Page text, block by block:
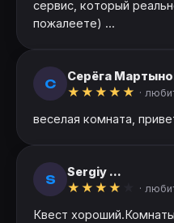
сервис, который
пожалеете) ...
С
Серёга
★ ★ ★ ★ ★ ·
веселая комната,
S
Sergiy ...
★ ★ ★ ★ ·
Квест